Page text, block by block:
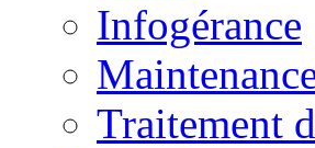
Infogérance
Traitement